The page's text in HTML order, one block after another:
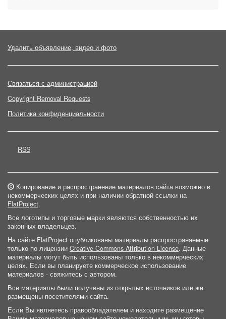
Удалить объявление, видео и фото
Связаться с администрацией
Copyright Removal Requests
Политика конфиденциальности
RSS
Копирование и распространение материалов сайта возможно в
некоммерческих целях и при наличии обратной ссылки на
FlatProject.
Все логотипы и торговые марки являются собственностью их
законных владельцев.
На сайте FlatProject опубликованы материалы распространяемые
только по лицензии Creative Commons Attribution License. Данные
материалы могут быть использованы только в некоммерческих
целях. Если вы планируете коммерческое использование
материалов - свяжитесь с автором.
Все материалы были получены из открытых источников или же
размещены посетителями сайта.
Если Вы являетесь правообладателем и находите размещение